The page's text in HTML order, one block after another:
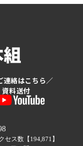
連絡はこちら／
資料送付